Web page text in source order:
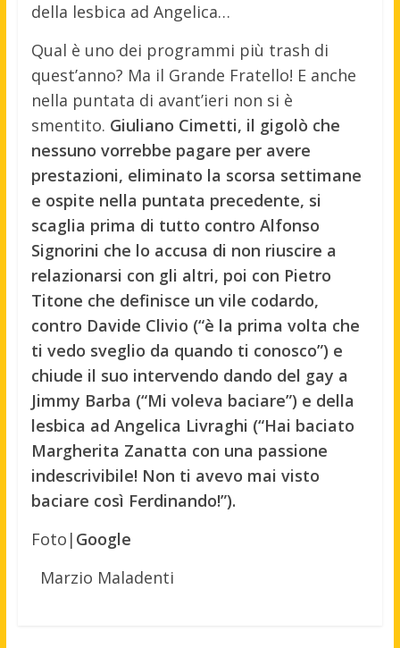
della lesbica ad Angelica…
Qual è uno dei programmi più trash di
quest’anno? Ma il Grande Fratello! E anche
nella puntata di avant’ieri non si è
smentito. Giuliano Cimetti, il gigolò che
nessuno vorrebbe pagare per avere
prestazioni, eliminato la scorsa settimane
e ospite nella puntata precedente, si
scaglia prima di tutto contro Alfonso
Signorini che lo accusa di non riuscire a
relazionarsi con gli altri, poi con Pietro
Titone che definisce un vile codardo,
contro Davide Clivio (“è la prima volta che
ti vedo sveglio da quando ti conosco”) e
chiude il suo intervendo dando del gay a
Jimmy Barba (“Mi voleva baciare”) e della
lesbica ad Angelica Livraghi (“Hai baciato
Margherita Zanatta con una passione
indescrivibile! Non ti avevo mai visto
baciare così Ferdinando!”).
Foto| Google
Marzio Maladenti